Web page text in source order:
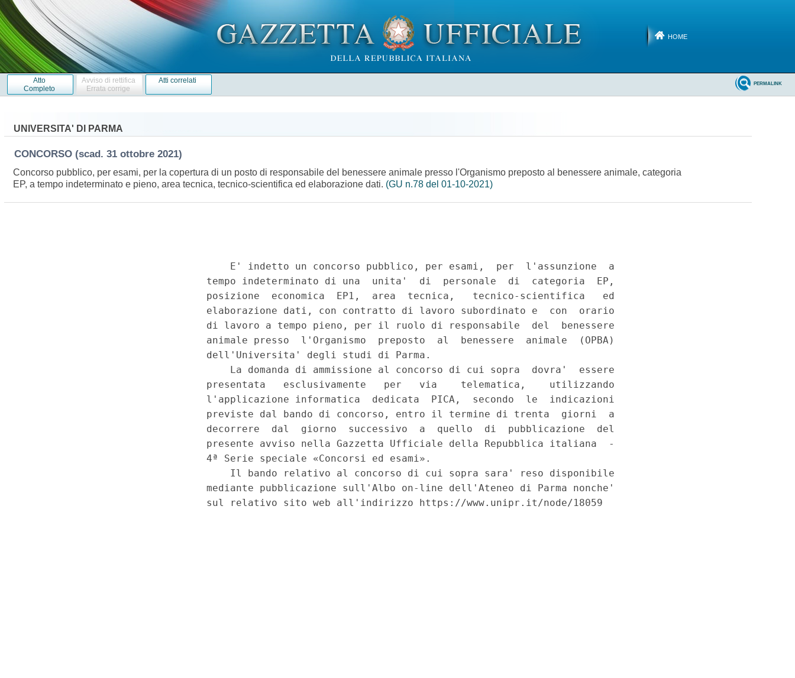
HOME
Atto
Completo
Avviso di rettifica
Errata corrige
Atti correlati PERMALINK
UNIVERSITA' DI PARMA
CONCORSO (scad. 31 ottobre 2021)
Concorso pubblico, per esami, per la copertura di un posto di responsabile del benessere animale presso l'Organismo preposto al benessere animale, categoria
EP, a tempo indeterminato e pieno, area tecnica, tecnico-scientifica ed elaborazione dati. (GU n.78 del 01-10-2021)